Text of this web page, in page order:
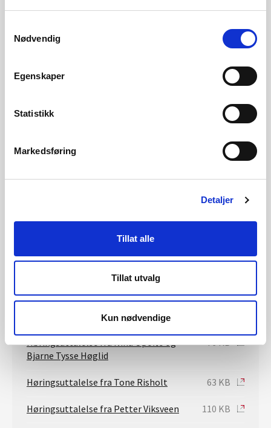
Nødvendig
Egenskaper
Statistikk
Markedsføring
Detaljer
Tillat alle
Tillat utvalg
Kun nødvendige
Horingsuttalelse fra Kvinesdal jeger-
51 KB
50 KB
Haaversen-Westhassel Skjølberg
Opofte
Høringsuttalelse fra Aud Irene
Høringsuttalelse fra Christian Opofte
Høringsuttalelse fra Nina Opofte og
Bjarne Tysse Høglid
76 KB
Høringsuttalelse fra Tone Risholt 63 KB
Høringsuttalelse fra Petter Viksveen 110 KB